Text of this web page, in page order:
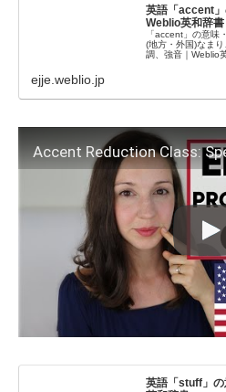
英語「accent」
Weblio英和辞書
「accent」の意味
(地方・外国)なま
調、強音｜Weblio
ejje.weblio.jp
Accent Reduction Class:
英語「stuff」の